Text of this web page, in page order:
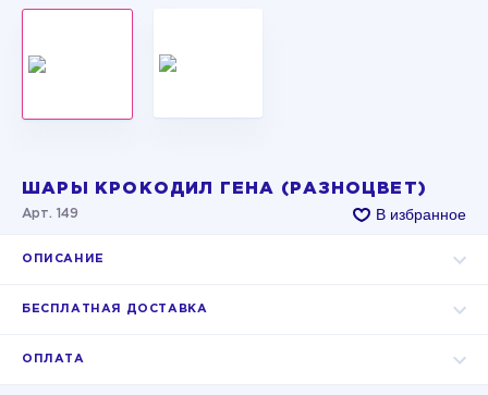
ШАРЫ КРОКОДИЛ ГЕНА (РАЗНОЦВЕТ)
Арт. 149 В избранное
ОПИСАНИЕ
БЕСПЛАТНАЯ ДОСТАВКА
ОПЛАТА